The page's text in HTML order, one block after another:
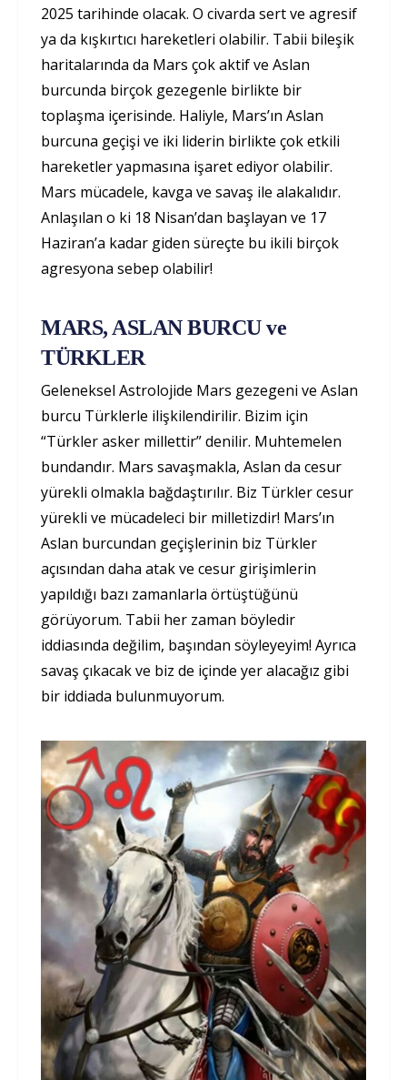
2025 tarihinde olacak. O civarda sert ve agresif
ya da kışkırtıcı hareketleri olabilir. Tabii bileşik
haritalarında da Mars çok aktif ve Aslan
burcunda birçok gezegenle birlikte bir
toplaşma içerisinde. Haliyle, Mars’ın Aslan
burcuna geçişi ve iki liderin birlikte çok etkili
hareketler yapmasına işaret ediyor olabilir.
Mars mücadele, kavga ve savaş ile alakalıdır.
Anlaşılan o ki 18 Nisan’dan başlayan ve 17
Haziran’a kadar giden süreçte bu ikili birçok
agresyona sebep olabilir!
MARS, ASLAN BURCU ve
TÜRKLER
Geleneksel Astrolojide Mars gezegeni ve Aslan
burcu Türklerle ilişkilendirilir. Bizim için
“Türkler asker millettir” denilir. Muhtemelen
bundandır. Mars savaşmakla, Aslan da cesur
yürekli olmakla bağdaştırılır. Biz Türkler cesur
yürekli ve mücadeleci bir milletizdir! Mars’ın
Aslan burcundan geçişlerinin biz Türkler
açısından daha atak ve cesur girişimlerin
yapıldığı bazı zamanlarla örtüştüğünü
görüyorum. Tabii her zaman böyledir
iddiasında değilim, başından söyleyeyim! Ayrıca
savaş çıkacak ve biz de içinde yer alacağız gibi
bir iddiada bulunmuyorum.